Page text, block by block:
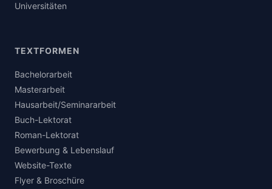
Universitäten
TEXTFORMEN
Bachelorarbeit
Masterarbeit
Hausarbeit/Seminararbeit
Buch-Lektorat
Roman-Lektorat
Bewerbung & Lebenslauf
Website-Texte
Flyer & Broschüre